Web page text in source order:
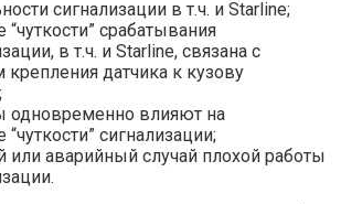
сигнализации в т.ч. и Starline;
срабатывания
в т.ч. и Starline, связана с
датчика к кузову
одновременно влияют на
сигнализации;
или аварийный случай плохой работы